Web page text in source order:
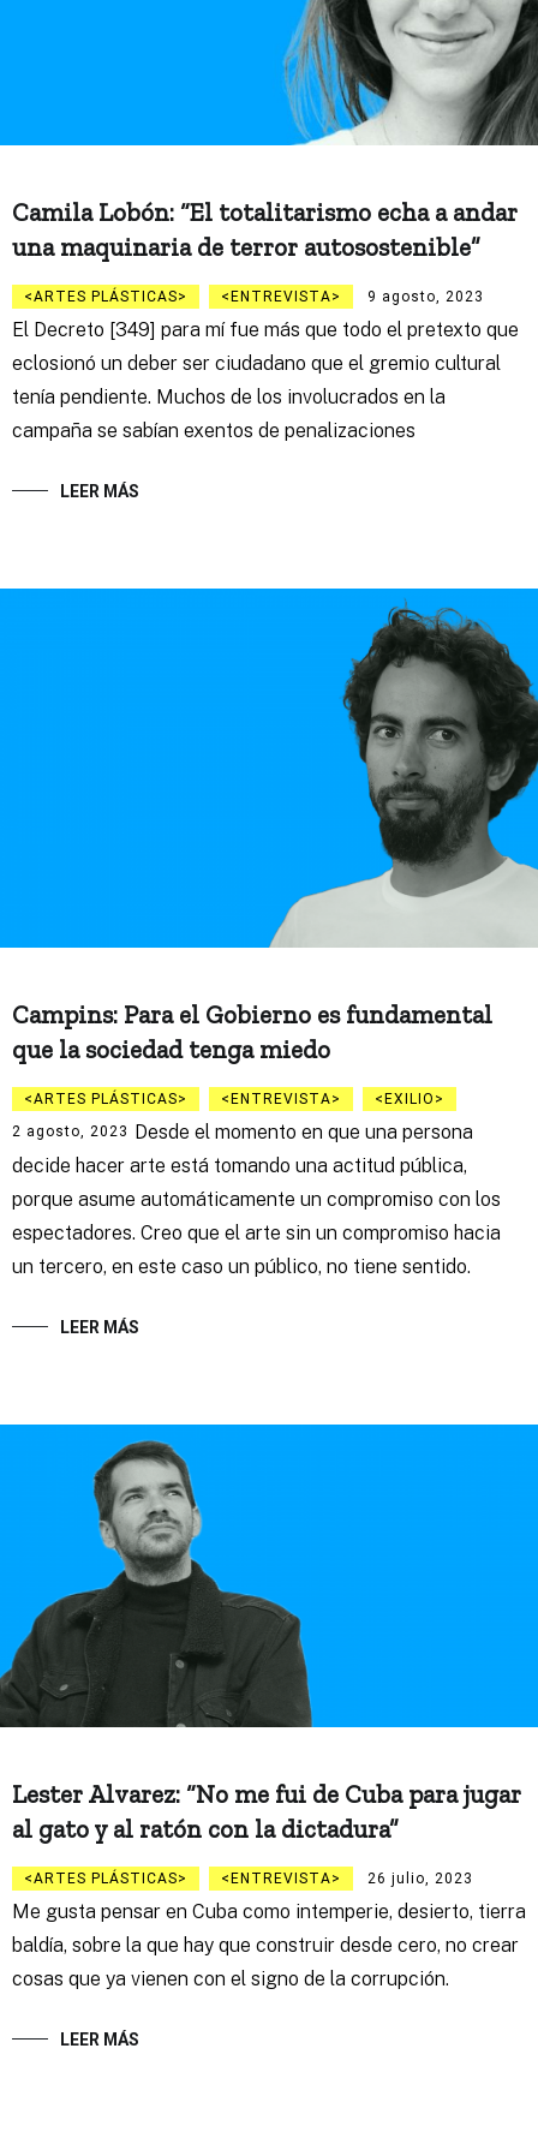
Camila Lobón: “El totalitarismo echa a andar
una maquinaria de terror autosostenible”
ARTES PLÁSTICAS ENTREVISTA 9 agosto, 2023
El Decreto [349] para mí fue más que todo el pretexto que
eclosionó un deber ser ciudadano que el gremio cultural
tenía pendiente. Muchos de los involucrados en la
campaña se sabían exentos de penalizaciones
LEER MÁS
Campins: Para el Gobierno es fundamental
que la sociedad tenga miedo
ARTES PLÁSTICAS ENTREVISTA
EXILIO
2 agosto, 2023 Desde el momento en que una persona
decide hacer arte está tomando una actitud pública,
porque asume automáticamente un compromiso con los
espectadores. Creo que el arte sin un compromiso hacia
un tercero, en este caso un público, no tiene sentido.
LEER MÁS
Lester Alvarez: “No me fui de Cuba para jugar
al gato y al ratón con la dictadura”
ARTES PLÁSTICAS ENTREVISTA 26 julio, 2023
Me gusta pensar en Cuba como intemperie, desierto, tierra
baldía, sobre la que hay que construir desde cero, no crear
cosas que ya vienen con el signo de la corrupción.
LEER MÁS